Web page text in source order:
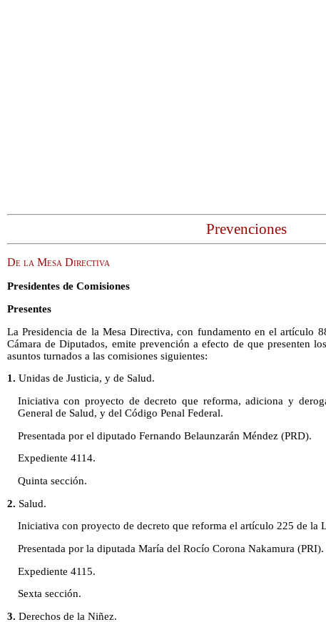
Prevenciones
De la Mesa Directiva
Presidentes de Comisiones
Presentes
La Presidencia de la Mesa Directiva, con fundamento en el artículo
Cámara de Diputados, emite prevención a efecto de que presenten
asuntos turnados a las comisiones siguientes:
1. Unidas de Justicia, y de Salud.
Iniciativa con proyecto de decreto que reforma, adiciona y
General de Salud, y del Código Penal Federal.
Presentada por el diputado Fernando Belaunzarán Méndez (PRD).
Expediente 4114.
Quinta sección.
2. Salud.
Iniciativa con proyecto de decreto que reforma el artículo 225 de la
Presentada por la diputada María del Rocío Corona Nakamura (PRI).
Expediente 4115.
Sexta sección.
3. Derechos de la Niñez.